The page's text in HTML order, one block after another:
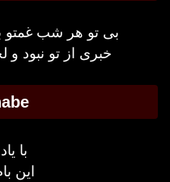
بی تو هر شب غمتو
خبری از تو نبود
با
این